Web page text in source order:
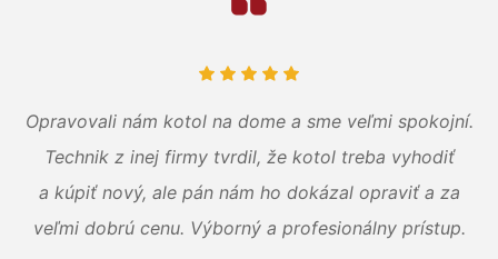
Opravovali nám kotol na dome a sme veľmi spokojní.
Technik z inej firmy tvrdil, že kotol treba vyhodiť
a kúpiť nový, ale pán nám ho dokázal opraviť a za
veľmi dobrú cenu. Výborný a profesionálny prístup.